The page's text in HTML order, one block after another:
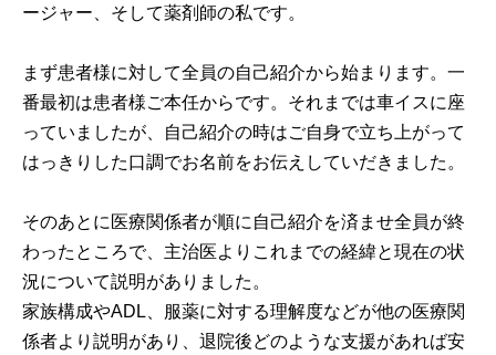
ージャー、そして薬剤師の私です。
まず患者様に対して全員の自己紹介から始まります。一
番最初は患者様ご本任からです。それまでは車イスに座
っていましたが、自己紹介の時はご自身で立ち上がって
はっきりした口調でお名前をお伝えしていだきました。
そのあとに医療関係者が順に自己紹介を済ませ全員が終
わったところで、主治医よりこれまでの経緯と現在の状
況について説明がありました。
家族構成やADL、服薬に対する理解度などが他の医療関
係者より説明があり、退院後どのような支援があれば安